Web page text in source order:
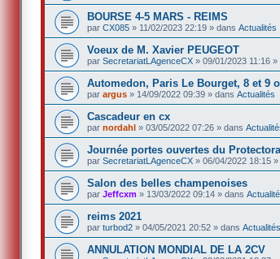
BOURSE 4-5 MARS - REIMS
parCX085 » 11/02/2023 22:19 » dansActualités
Voeux de M. Xavier PEUGEOT
parSecretariatLAgenceCX »09/01/2023 11:16 »
Automedon, Paris Le Bourget, 8 et 9
parargus » 14/09/2022 09:39 » dansActualités
Cascadeur en cx
parnordahl »03/05/2022 07:26 » dans
Journée portes ouvertes du
parSecretariatLAgenceCX »06/04/2022 18:15
Salon des belles champenoises
parJeffcxm » 13/03/2022 09:14 » dans
reims 2021
parturbod2 »04/05/2021 20:52 » dansActualités
ANNULATION MONDIAL DE LA 2CV